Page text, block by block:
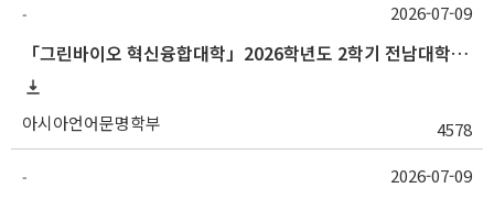
-
「그린바이오 혁신융합대학」2026학년도 2학기 전남대학교 교류 수학 안내
아시아언어문명학부 4578
2026-07-09
- 2026-07-09